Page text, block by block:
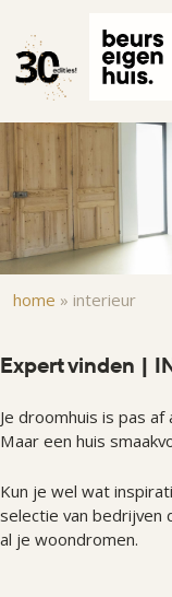
naar
de
gaan
Kruimelpad
home » interieur
Expert vinden |
Je droomhuis is pas
Maar een huis
Kun je wel wat
selectie van bedrijven
al je woondromen.